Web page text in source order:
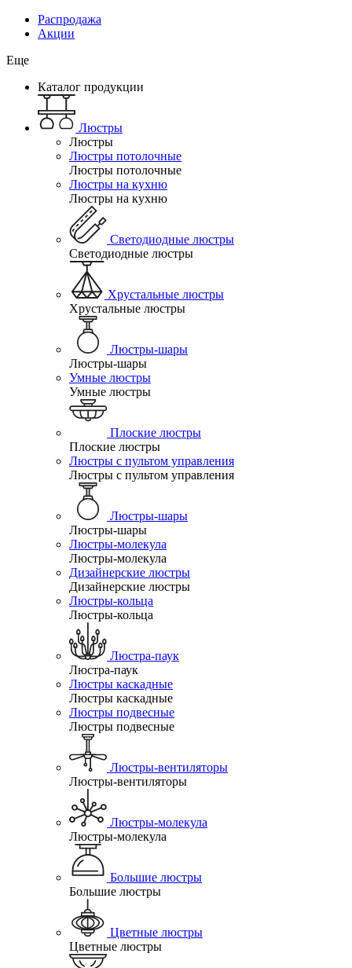
Распродажа
Акции
Еще
Каталог продукции
Люстры
Люстры
Люстры потолочные
Люстры потолочные
Люстры на кухню
Люстры на кухню
Светодиодные люстры
Светодиодные люстры
Хрустальные люстры
Хрустальные люстры
Люстры-шары
Люстры-шары
Умные люстры
Умные люстры
Плоские люстры
Плоские люстры
Люстры с пультом управления
Люстры с пультом управления
Люстры-шары
Люстры-шары
Люстры-молекула
Люстры-молекула
Дизайнерские люстры
Дизайнерские люстры
Люстры-кольца
Люстры-кольца
Люстра-паук
Люстра-паук
Люстры каскадные
Люстры каскадные
Люстры подвесные
Люстры подвесные
Люстры-вентиляторы
Люстры-вентиляторы
Люстры-молекула
Люстры-молекула
Большие люстры
Большие люстры
Цветные люстры
Цветные люстры